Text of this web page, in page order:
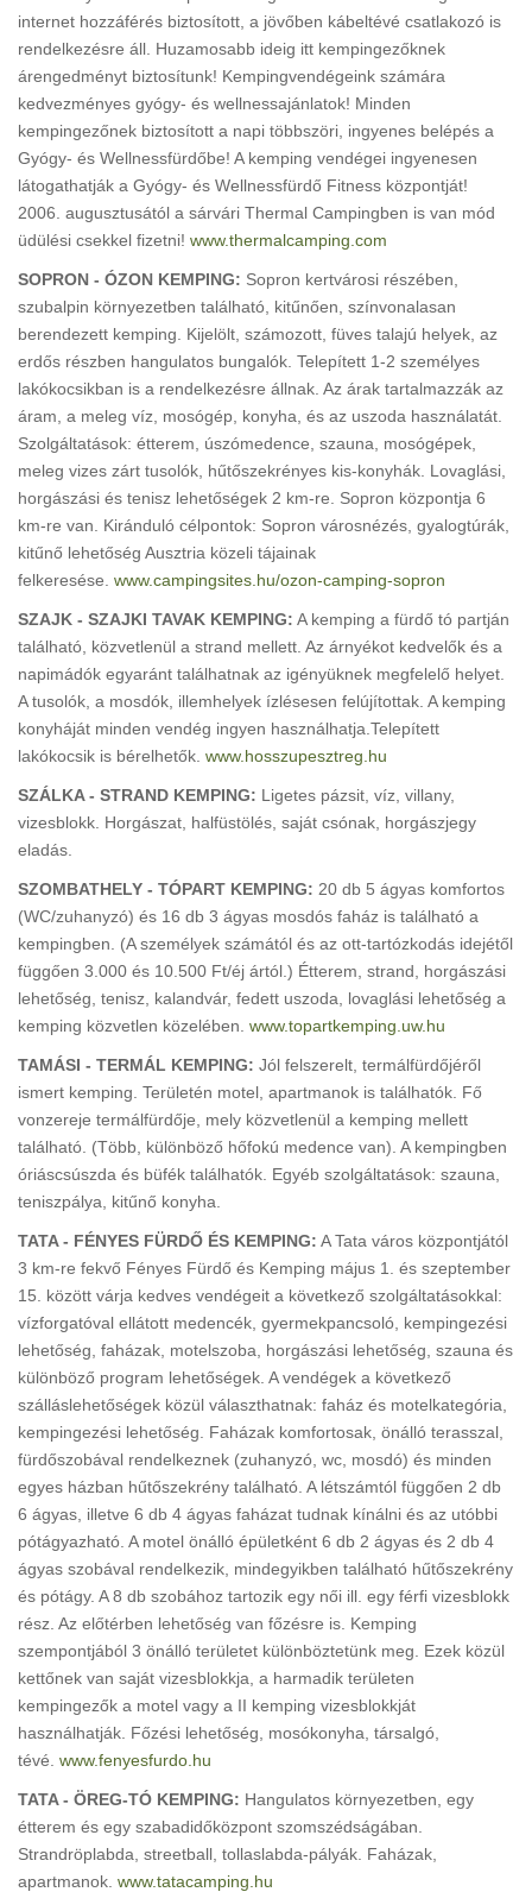
internet hozzáférés biztosított, a jövőben kábeltévé csatlakozó is
rendelkezésre áll. Huzamosabb ideig itt kempingezőknek
árengedményt biztosítunk! Kempingvendégeink számára
kedvezményes gyógy- és wellnessajánlatok! Minden
kempingezőnek biztosított a napi többszöri, ingyenes belépés a
Gyógy- és Wellnessfürdőbe! A kemping vendégei ingyenesen
látogathatják a Gyógy- és Wellnessfürdő Fitness központját!
2006. augusztusától a sárvári Thermal Campingben is van mód
üdülési csekkel fizetni! www.thermalcamping.com
SOPRON - ÓZON KEMPING: Sopron kertvárosi részében,
szubalpin környezetben található, kitűnően, színvonalasan
berendezett kemping. Kijelölt, számozott, füves talajú helyek, az
erdős részben hangulatos bungalók. Telepített 1-2 személyes
lakókocsikban is a rendelkezésre állnak. Az árak tartalmazzák az
áram, a meleg víz, mosógép, konyha, és az uszoda használatát.
Szolgáltatások: étterem, úszómedence, szauna, mosógépek,
meleg vizes zárt tusolók, hűtőszekrényes kis-konyhák. Lovaglási,
horgászási és tenisz lehetőségek 2 km-re. Sopron központja 6
km-re van. Kiránduló célpontok: Sopron városnézés, gyalogtúrák,
kitűnő lehetőség Ausztria közeli tájainak
felkeresése. www.campingsites.hu/ozon-camping-sopron
SZAJK - SZAJKI TAVAK KEMPING: A kemping a fürdő tó partján
található, közvetlenül a strand mellett. Az árnyékot kedvelők és a
napimádók egyaránt találhatnak az igényüknek megfelelő helyet.
A tusolók, a mosdók, illemhelyek ízlésesen felújítottak. A kemping
konyháját minden vendég ingyen használhatja.Telepített
lakókocsik is bérelhetők. www.hosszupesztreg.hu
SZÁLKA - STRAND KEMPING: Ligetes pázsit, víz, villany,
vizesblokk. Horgászat, halfüstölés, saját csónak, horgászjegy
eladás.
SZOMBATHELY - TÓPART KEMPING: 20 db 5 ágyas komfortos
(WC/zuhanyzó) és 16 db 3 ágyas mosdós faház is található a
kempingben. (A személyek számától és az ott-tartózkodás idejétől
függően 3.000 és 10.500 Ft/éj ártól.) Étterem, strand, horgászási
lehetőség, tenisz, kalandvár, fedett uszoda, lovaglási lehetőség a
kemping közvetlen közelében. www.topartkemping.uw.hu
TAMÁSI - TERMÁL KEMPING: Jól felszerelt, termálfürdőjéről
ismert kemping. Területén motel, apartmanok is találhatók. Fő
vonzereje termálfürdője, mely közvetlenül a kemping mellett
található. (Több, különböző hőfokú medence van). A kempingben
óriáscsúszda és büfék találhatók. Egyéb szolgáltatások: szauna,
teniszpálya, kitűnő konyha.
TATA - FÉNYES FÜRDŐ ÉS KEMPING: A Tata város központjától
3 km-re fekvő Fényes Fürdő és Kemping május 1. és szeptember
15. között várja kedves vendégeit a következő szolgáltatásokkal:
vízforgatóval ellátott medencék, gyermekpancsoló, kempingezési
lehetőség, faházak, motelszoba, horgászási lehetőség, szauna és
különböző program lehetőségek. A vendégek a következő
szálláslehetőségek közül választhatnak: faház és motelkategória,
kempingezési lehetőség. Faházak komfortosak, önálló terasszal,
fürdőszobával rendelkeznek (zuhanyzó, wc, mosdó) és minden
egyes házban hűtőszekrény található. A létszámtól függően 2 db
6 ágyas, illetve 6 db 4 ágyas faházat tudnak kínálni és az utóbbi
pótágyazható. A motel önálló épületként 6 db 2 ágyas és 2 db 4
ágyas szobával rendelkezik, mindegyikben található hűtőszekrény
és pótágy. A 8 db szobához tartozik egy női ill. egy férfi vizesblokk
rész. Az előtérben lehetőség van főzésre is. Kemping
szempontjából 3 önálló területet különböztetünk meg. Ezek közül
kettőnek van saját vizesblokkja, a harmadik területen
kempingezők a motel vagy a II kemping vizesblokkját
használhatják. Főzési lehetőség, mosókonyha, társalgó,
tévé. www.fenyesfurdo.hu
TATA - ÖREG-TÓ KEMPING: Hangulatos környezetben, egy
étterem és egy szabadidőközpont szomszédságában.
Strandröplabda, streetball, tollaslabda-pályák. Faházak,
apartmanok. www.tatacamping.hu